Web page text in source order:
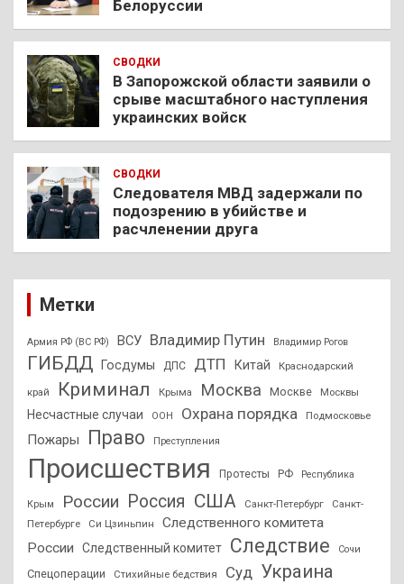
Белоруссии
СВОДКИ
В Запорожской области заявили о
срыве масштабного наступления
украинских войск
СВОДКИ
Следователя МВД задержали по
подозрению в убийстве и
расчленении друга
Метки
Армия РФ (ВС РФ) ВСУ Владимир Путин Владимир Рогов
ГИБДД Госдумы ДПС ДТП Китай Краснодарский
край Криминал Крыма Москва Москве Москвы
Несчастные случаи ООН Охрана порядка Подмосковье
Пожары Право Преступления
Происшествия Протесты РФ Республика
Крым России Россия США Санкт-Петербург
Санкт-
Петербурге
Си Цзиньпин
Следственного комитета
России
Следственный комитет Следствие Сочи
Спецоперации Стихийные бедствия Суд Украина